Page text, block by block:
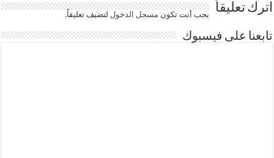
اترك تعليقاً يجب أنت تكون مسجل الدخوللتضيف تعليقاً.
تابعنا على فيسبوك